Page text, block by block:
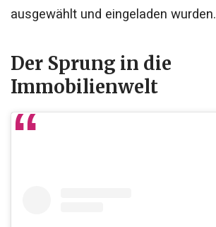
ausgewählt und eingeladen wurden.
Der Sprung in die
Immobilienwelt